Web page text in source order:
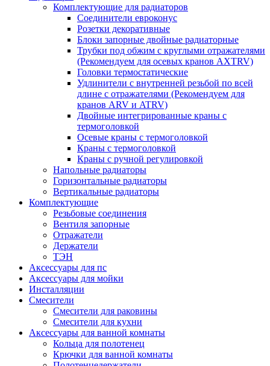
Комплектующие для радиаторов
Соединители евроконус
Розетки декоративные
Блоки запорные двойные радиаторные
Трубки под обжим с круглыми отражателями
(Рекомендуем для осевых кранов AXTRV)
Головки термостатические
Удлинители с внутренней резьбой по всей
длине с отражателями (Рекомендуем для
кранов ARV и ATRV)
Двойные интегрированные краны с
термоголовкой
Осевые краны с термоголовкой
Краны с термоголовкой
Краны с ручной регулировкой
Напольные радиаторы
Горизонтальные радиаторы
Вертикальные радиаторы
Комплектующие
Резьбовые соединения
Вентиля запорные
Отражатели
Держатели
ТЭН
Аксессуары для пс
Аксессуары для мойки
Инсталляции
Смесители
Смесители для раковины
Смесители для кухни
Аксессуары для ванной комнаты
Кольца для полотенец
Крючки для ванной комнаты